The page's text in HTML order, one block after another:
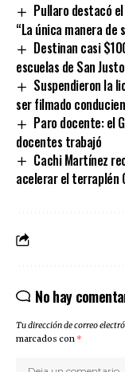
Pullaro destacó
“La única manera de
Destinan casi
escuelas de San Justo
Suspendieron la
ser filmado
Paro docente: el
docentes trabajó
Cachi Martínez
acelerar el terraplén
No hay
Tu dirección de correo
marcados con *